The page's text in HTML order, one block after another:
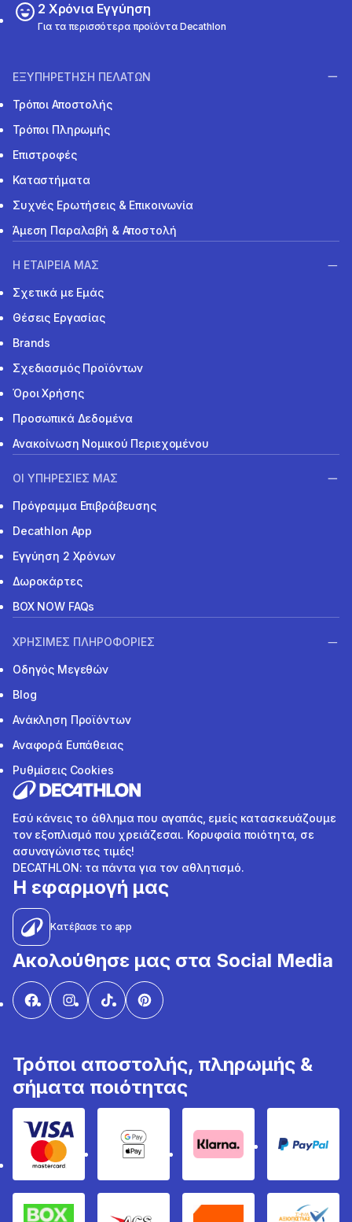
2 Χρόνια Εγγύηση
Για τα περισσότερα προϊόντα Decathlon
ΕΞΥΠΗΡΕΤΗΣΗ ΠΕΛΑΤΩΝ
Τρόποι Αποστολής
Τρόποι Πληρωμής
Επιστροφές
Καταστήματα
Συχνές Ερωτήσεις & Επικοινωνία
Άμεση Παραλαβή & Αποστολή
Η ΕΤΑΙΡΕΙΑ ΜΑΣ
Σχετικά με Εμάς
Θέσεις Εργασίας
Brands
Σχεδιασμός Προϊόντων
Όροι Χρήσης
Προσωπικά Δεδομένα
Ανακοίνωση Νομικού Περιεχομένου
ΟΙ ΥΠΗΡΕΣΙΕΣ ΜΑΣ
Πρόγραμμα Επιβράβευσης
Decathlon App
Εγγύηση 2 Χρόνων
Δωροκάρτες
BOX NOW FAQs
ΧΡΗΣΙΜΕΣ ΠΛΗΡΟΦΟΡΙΕΣ
Οδηγός Μεγεθών
Blog
Ανάκληση Προϊόντων
Αναφορά Ευπάθειας
Ρυθμίσεις Cookies
Εσύ κάνεις το άθλημα που αγαπάς, εμείς κατασκευάζουμε
τον εξοπλισμό που χρειάζεσαι. Κορυφαία ποιότητα, σε
ασυναγώνιστες τιμές!
DECATHLON: τα πάντα για τον αθλητισμό.
Η εφαρμογή μας
Κατέβασε το app
Ακολούθησε μας στα Social Media
Τρόποι αποστολής, πληρωμής &
σήματα ποιότητας
Visa & MastercardGoogle Pay & Apple Pay
Klarna PayPal